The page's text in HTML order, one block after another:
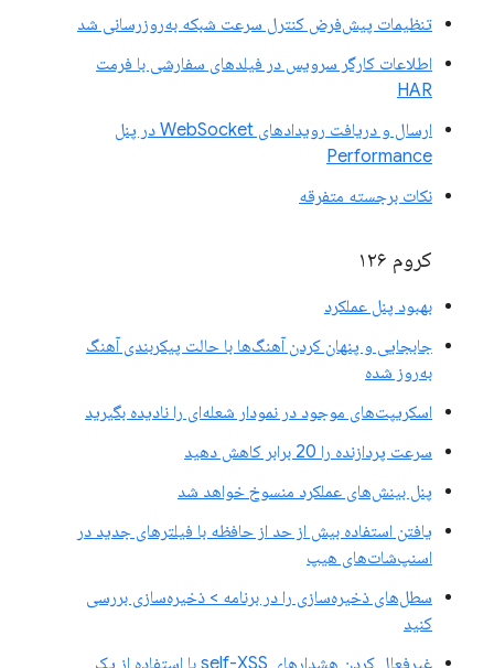
تنظیمات پیش‌فرض کنترل سرعت شبکه به‌روزرسانی شد
اطلاعات کارگر سرویس در فیلدهای سفارشی با فرمت
HAR
ارسال و دریافت رویدادهای WebSocket در پنل
Performance
نکات برجسته متفرقه
کروم ۱۲۶
بهبود پنل عملکرد
جابجایی و پنهان کردن آهنگ‌ها با حالت پیکربندی آهنگ
به‌روز شده
اسکریپت‌های موجود در نمودار شعله‌ای را نادیده بگیرید
سرعت پردازنده را 20 برابر کاهش دهید
پنل بینش‌های عملکرد منسوخ خواهد شد
یافتن استفاده بیش از حد از حافظه با فیلترهای جدید در
اسنپ‌شات‌های هیپ
سطل‌های ذخیره‌سازی را در برنامه > ذخیره‌سازی بررسی
کنید